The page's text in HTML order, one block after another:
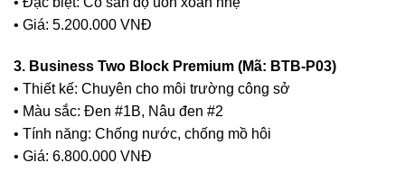
• Giá: 5.200.000 VNĐ
3. Business Two Block Premium (Mã: BTB-P03)
• Thiết kế: Chuyên cho môi trường công sở
• Màu sắc: Đen #1B, Nâu đen #2
• Tính năng: Chống nước, chống mồ hôi
• Giá: 6.800.000 VNĐ